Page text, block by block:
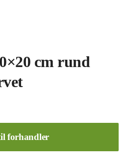
cm rund
forhandler